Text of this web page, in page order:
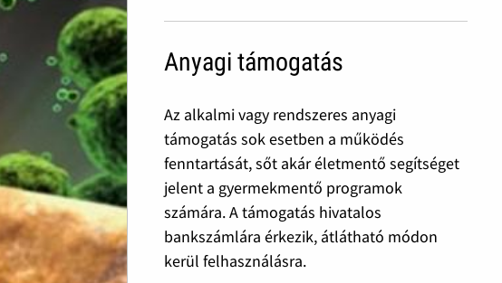
Anyagi támogatás
Az alkalmi vagy rendszeres anyagi
támogatás sok esetben a működés
fenntartását, sőt akár életmentő segítséget
jelent a gyermekmentő programok
számára. A támogatás hivatalos
bankszámlára érkezik, átlátható módon
kerül felhasználásra.